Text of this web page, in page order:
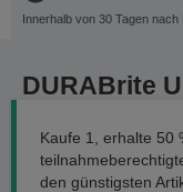
Innerhalb von 30 Tagen
DURABrite
Kaufe 1, erhalte 50
den günstigsten